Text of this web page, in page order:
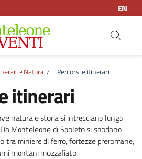
EN
e Natura / Percorsi e itinerari
itinerari
natura e storia si intrecciano lungo
Monteleone di Spoleto si snodano
tra miniere di ferro, fortezze preromane,
montani mozzafiato.